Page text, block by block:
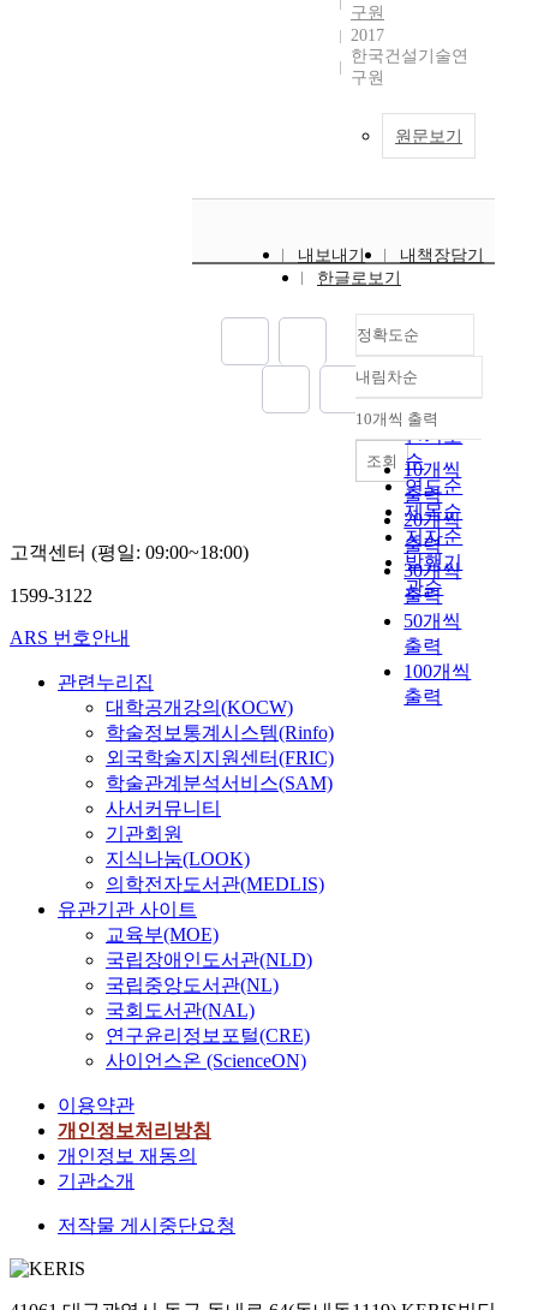
구원
2017
한국건설기술연
구원
원문보기
내보내기
내책장담기
한글로보기
정확도순
정확도
순
인기도
순
연도순
제목순
저자순
발행기
관순
내림차순
내림차순
10개씩 출력
10개씩
출력
20개씩
출력
30개씩
출력
50개씩
출력
100개씩
출력
조회
고객센터 (평일: 09:00~18:00)
1599-3122
ARS 번호안내
관련누리집
대학공개강의(KOCW)
학술정보통계시스템(Rinfo)
외국학술지지원센터(FRIC)
학술관계분석서비스(SAM)
사서커뮤니티
기관회원
지식나눔(LOOK)
의학전자도서관(MEDLIS)
유관기관 사이트
교육부(MOE)
국립장애인도서관(NLD)
국립중앙도서관(NL)
국회도서관(NAL)
연구윤리정보포털(CRE)
사이언스온 (ScienceON)
이용약관
개인정보처리방침
개인정보 재동의
기관소개
저작물 게시중단요청